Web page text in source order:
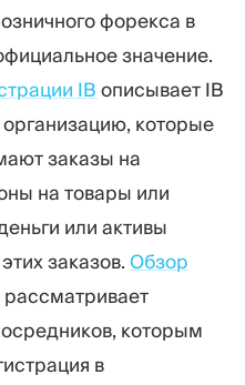
форекса в
значение.
IB описывает IB
которые
заказы на
на товары или
или активы
заказов. Обзор
которым
в